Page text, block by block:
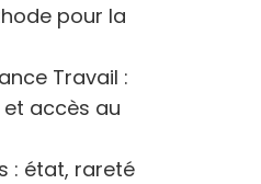
pour la
Travail :
accès au
: état, rareté